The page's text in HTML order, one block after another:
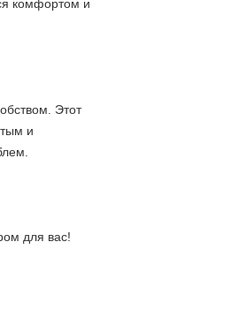
комфортом и
Этот
и
для вас!